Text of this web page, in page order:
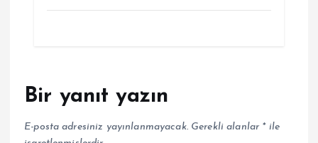
Bir yanıt yazın
E-posta adresiniz yayınlanmayacak. Gerekli alanlar *ile